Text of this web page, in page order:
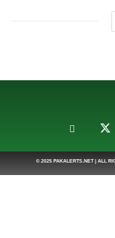
© 2025 PAKALERTS.NET| ALL